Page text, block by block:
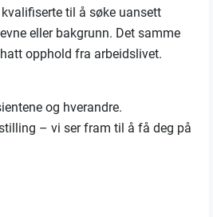
til å søke uansett
eller bakgrunn. Det samme
opphold fra arbeidslivet.
og hverandre.
– vi ser fram til å få deg på